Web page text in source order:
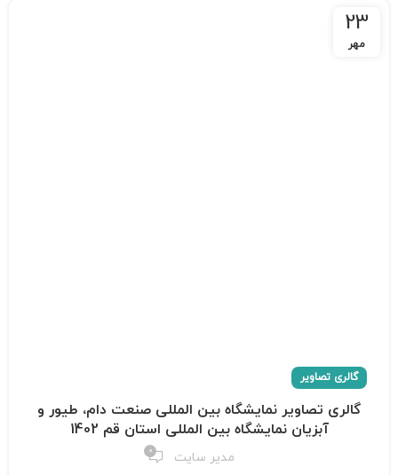
23
مهر
گالری تصاویر
گالری تصاویر نمایشگاه بین المللی صنعت دام، طیور و
آبزیان نمایشگاه بین المللی استان قم 1402
مدیر سایت 0